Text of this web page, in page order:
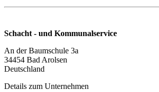
Schacht - und Kommunalservice
An der Baumschule 3a
34454 Bad Arolsen
Deutschland
Details zum Unternehmen